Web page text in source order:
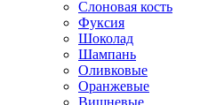
Слоновая кость
Фуксия
Шоколад
Шампань
Оливковые
Оранжевые
Вишневые